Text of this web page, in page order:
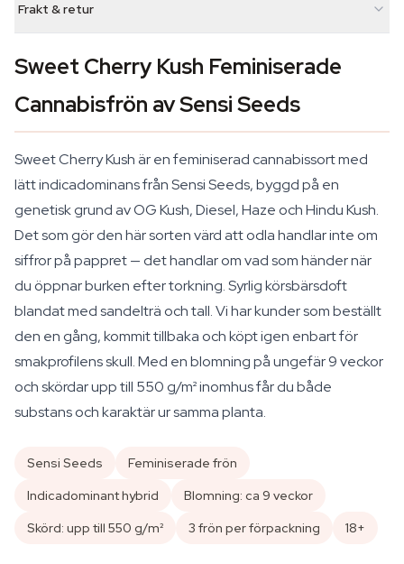
Frakt & retur
Sweet Cherry Kush Feminiserade
Cannabisfrön av Sensi Seeds
Sweet Cherry Kush är en feminiserad cannabissort med
lätt indicadominans från Sensi Seeds, byggd på en
genetisk grund av OG Kush, Diesel, Haze och Hindu Kush.
Det som gör den här sorten värd att odla handlar inte om
siffror på pappret — det handlar om vad som händer när
du öppnar burken efter torkning. Syrlig körsbärsdoft
blandat med sandelträ och tall. Vi har kunder som beställt
den en gång, kommit tillbaka och köpt igen enbart för
smakprofilens skull. Med en blomning på ungefär 9 veckor
och skördar upp till 550 g/m² inomhus får du både
substans och karaktär ur samma planta.
Sensi Seeds
Feminiserade frön
Indicadominant hybrid
Blomning: ca 9 veckor
Skörd: upp till 550 g/m²
3 frön per förpackning 18+